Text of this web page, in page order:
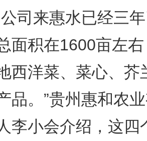
来惠水已经三年
面积在1600亩左
西洋菜、菜心、芥
品。”贵州惠和农
李小会介绍，这四